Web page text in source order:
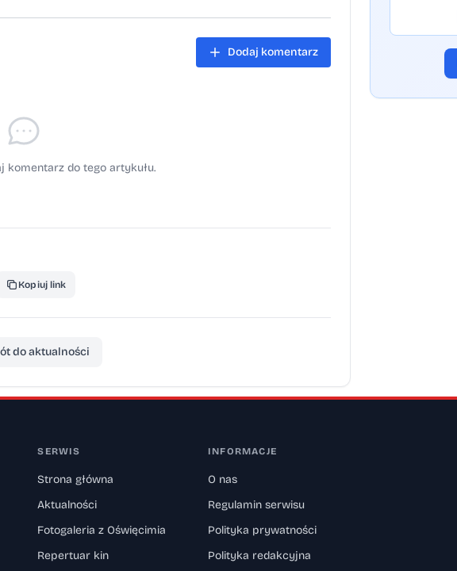
Dodaj komentarz
komentarz do tego artykułu.
Kopiuj link
do aktualności
SERWIS
Strona główna
Aktualności
Fotogaleria z Oświęcimia
Repertuar kin
INFORMACJE
O nas
Regulamin serwisu
Polityka prywatności
Polityka redakcyjna